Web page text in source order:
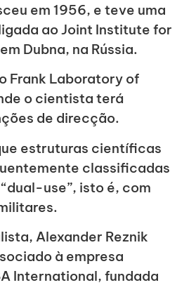
em 1956, e teve uma
ao Joint Institute for
Dubna, na Rússia.
Frank Laboratory of
o cientista terá
de direcção.
estruturas científicas
classificadas
use”, isto é, com
Alexander Reznik
à empresa
International, fundada